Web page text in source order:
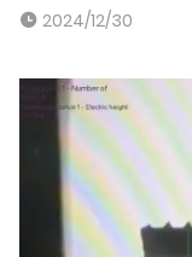
2024/12/30